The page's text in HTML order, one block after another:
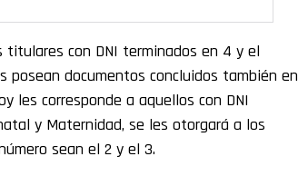
titulares con DNI terminados en 4 y el
posean documentos concluidos también en
les corresponde a aquellos con DNI
y Maternidad, se les otorgará a los
sean el 2 y el 3.